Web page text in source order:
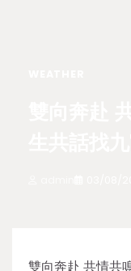
雙向奔赴 共情共